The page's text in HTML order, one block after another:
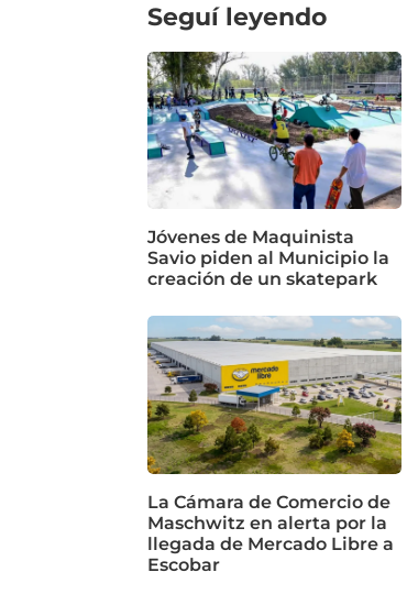
Seguí leyendo
Jóvenes de Maquinista
Savio piden al Municipio la
creación de un skatepark
La Cámara de Comercio de
Maschwitz en alerta por la
llegada de Mercado Libre a
Escobar